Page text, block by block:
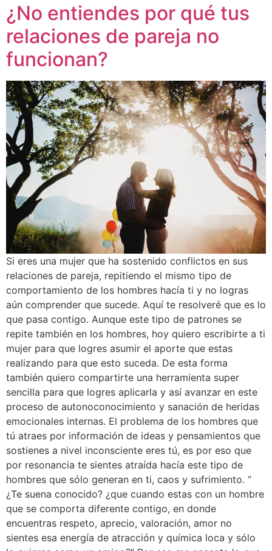
¿No entiendes por qué tus
relaciones de pareja no
funcionan?
Si eres una mujer que ha sostenido conflictos en sus
relaciones de pareja, repitiendo el mismo tipo de
comportamiento de los hombres hacía ti y no logras
aún comprender que sucede. Aquí te resolveré que es lo
que pasa contigo. Aunque este tipo de patrones se
repite también en los hombres, hoy quiero escribirte a ti
mujer para que logres asumir el aporte que estas
realizando para que esto suceda. De esta forma
también quiero compartirte una herramienta super
sencilla para que logres aplicarla y así avanzar en este
proceso de autonoconocimiento y sanación de heridas
emocionales internas. El problema de los hombres que
tú atraes por información de ideas y pensamientos que
sostienes a nivel inconsciente eres tú, es por eso que
por resonancia te sientes atraída hacía este tipo de
hombres que sólo generan en ti, caos y sufrimiento. “
¿Te suena conocido? ¿que cuando estas con un hombre
que se comporta diferente contigo, en donde
encuentras respeto, aprecio, valoración, amor no
sientes esa energía de atracción y química loca y sólo